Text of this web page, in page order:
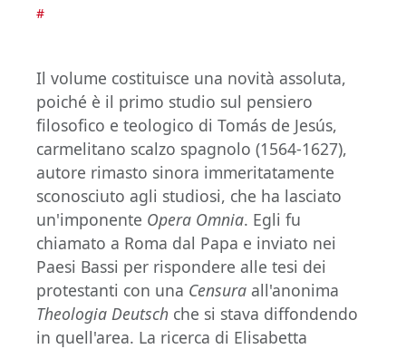
#
Il volume costituisce una novità assoluta,
poiché è il primo studio sul pensiero
filosofico e teologico di Tomás de Jesús,
carmelitano scalzo spagnolo (1564-1627),
autore rimasto sinora immeritatamente
sconosciuto agli studiosi, che ha lasciato
un'imponente Opera Omnia. Egli fu
chiamato a Roma dal Papa e inviato nei
Paesi Bassi per rispondere alle tesi dei
protestanti con una Censura all'anonima
Theologia Deutsch che si stava diffondendo
in quell'area. La ricerca di Elisabetta